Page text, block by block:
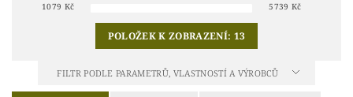
1079 Kč 5739 Kč
POLOŽEK K ZOBRAZENÍ: 13
FILTR PODLE PARAMETRŮ, VLASTNOSTÍ A VÝROBCŮ